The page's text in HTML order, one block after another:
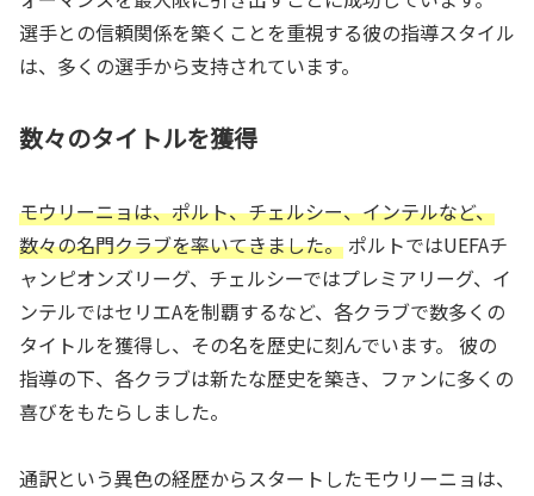
選手との信頼関係を築くことを重視する彼の指導スタイル
は、多くの選手から支持されています。
数々のタイトルを獲得
モウリーニョは、ポルト、チェルシー、インテルなど、
数々の名門クラブを率いてきました。 ポルトではUEFAチ
ャンピオンズリーグ、チェルシーではプレミアリーグ、イ
ンテルではセリエAを制覇するなど、各クラブで数多くの
タイトルを獲得し、その名を歴史に刻んでいます。 彼の
指導の下、各クラブは新たな歴史を築き、ファンに多くの
喜びをもたらしました。
通訳という異色の経歴からスタートしたモウリーニョは、